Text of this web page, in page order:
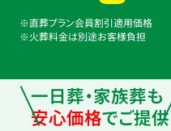
※直葬プラン会員割引適用価格
※火葬料金は別途お客様負担
一日葬・家族葬も
安心価格でご提供